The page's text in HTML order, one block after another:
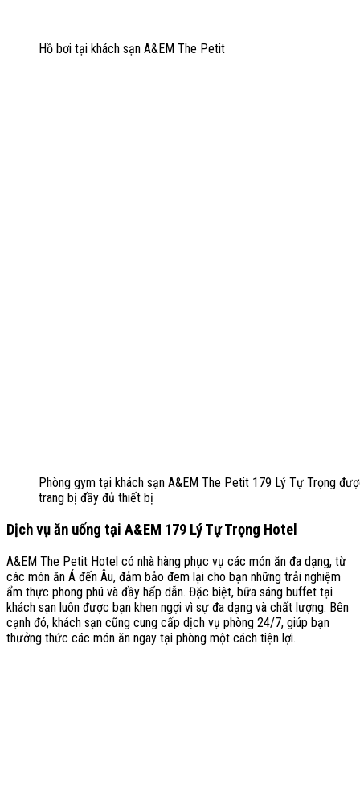
Hồ bơi tại khách sạn A&EM The Petit
Phòng gym tại khách sạn A&EM The Petit 179 Lý Tự Trọng
trang bị đầy đủ thiết bị
Dịch vụ ăn uống tại A&EM 179 Lý Tự Trọng Hotel
A&EM The Petit Hotel có nhà hàng phục vụ các món ăn đa dạng, từ
các món ăn Á đến Âu, đảm bảo đem lại cho bạn những trải nghiệm
ẩm thực phong phú và đầy hấp dẫn. Đặc biệt, bữa sáng buffet tại
khách sạn luôn được bạn khen ngợi vì sự đa dạng và chất lượng. Bên
cạnh đó, khách sạn cũng cung cấp dịch vụ phòng 24/7, giúp bạn
thưởng thức các món ăn ngay tại phòng một cách tiện lợi.